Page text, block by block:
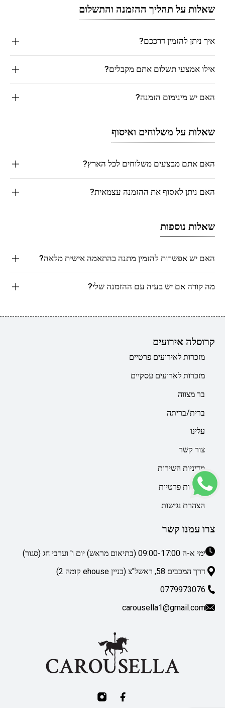
שאלות על תהליך ההזמנה והתשלום
איך ניתן להזמין דרככם?
אילו אמצעי תשלום אתם מקבלים?
האם יש מינימום הזמנה?
שאלות על משלוחים ואיסוף
האם אתם מבצעים משלוחים לכל הארץ?
האם ניתן לאסוף את ההזמנה עצמאית?
שאלות נוספות
האם יש אפשרות להזמין מתנה בהתאמה אישית מלאה?
מה קורה אם יש בעיה עם ההזמנה שלי?
קרוסלה אירועים
מזכרות לאירועים פרטיים
מזכרות לארועים עסקיים
בר מצווה
ברית/בריתה
עלינו
צור קשר
מדיניות השירות
מדיניות פרטיות
הצהרת נגישות
צרו עמנו קשר
ימי א-ה 09:00-17:00 (בתיאום מראש) יום ו' וערבי חג (סגור)
דרך המכבים 58, ראשל"צ (בניין ehouse קומה 2)
0779973076
carousella1@gmail.com